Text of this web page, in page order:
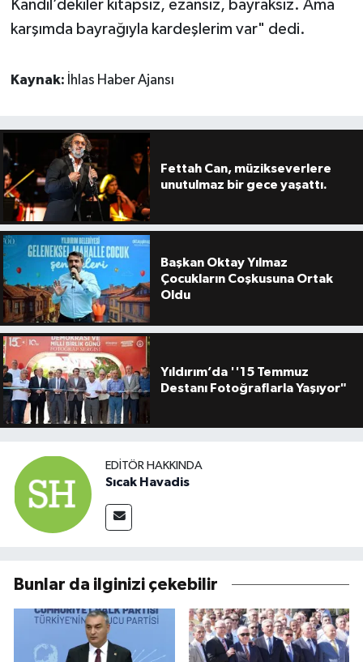
Kandil’dekiler kitapsız, ezansız, bayraksız. Ama
karşımda bayrağıyla kardeşlerim var" dedi.
Kaynak: İhlas Haber Ajansı
Fettah Can, müzikseverlere
unutulmaz bir gece yaşattı.
Başkan Oktay Yılmaz
Çocukların Coşkusuna Ortak
Oldu
Yıldırım’da ''15 Temmuz
Destanı Fotoğraflarla Yaşıyor"
EDITÖR HAKKINDA
Sıcak Havadis
Bunlar da ilginizi çekebilir